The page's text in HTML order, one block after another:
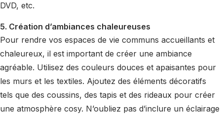
DVD, etc.
5. Création d’ambiances chaleureuses
Pour rendre vos espaces de vie communs accueillants et
chaleureux, il est important de créer une ambiance
agréable. Utilisez des couleurs douces et apaisantes pour
les murs et les textiles. Ajoutez des éléments décoratifs
tels que des coussins, des tapis et des rideaux pour créer
une atmosphère cosy. N’oubliez pas d’inclure un éclairage